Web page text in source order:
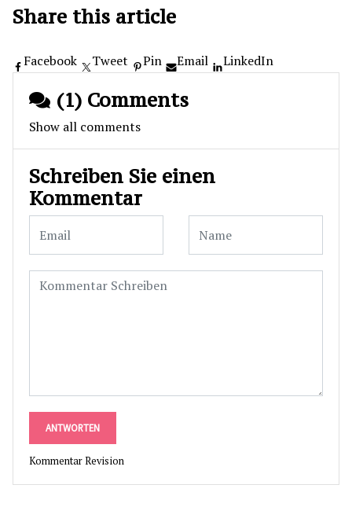
Share this article
Facebook Tweet Pin Email LinkedIn
(1) Comments
Show all comments
Schreiben Sie einen
Kommentar
ANTWORTEN
Kommentar Revision